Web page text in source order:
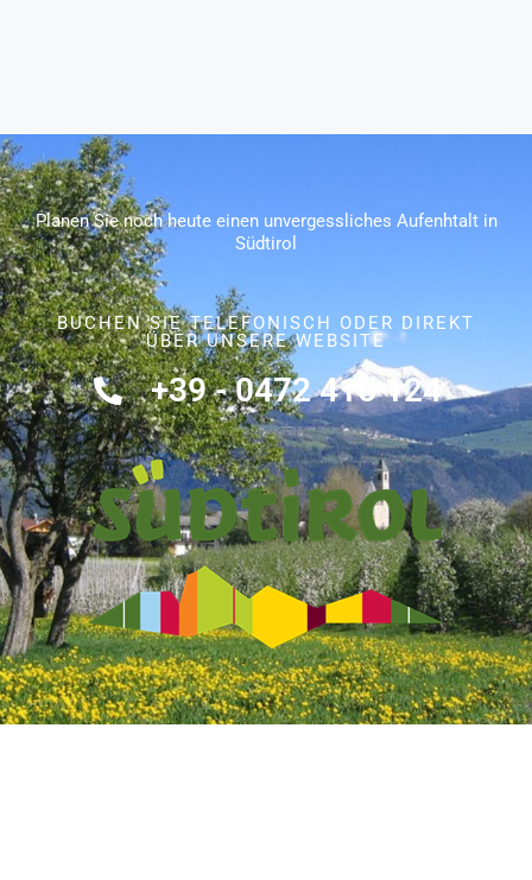
Planen Sie noch heute einen unvergessliches Aufenhtalt in
Südtirol
BUCHEN SIE TELEFONISCH ODER DIREKT
ÜBER UNSERE WEBSITE
+39 - 0472 415 124